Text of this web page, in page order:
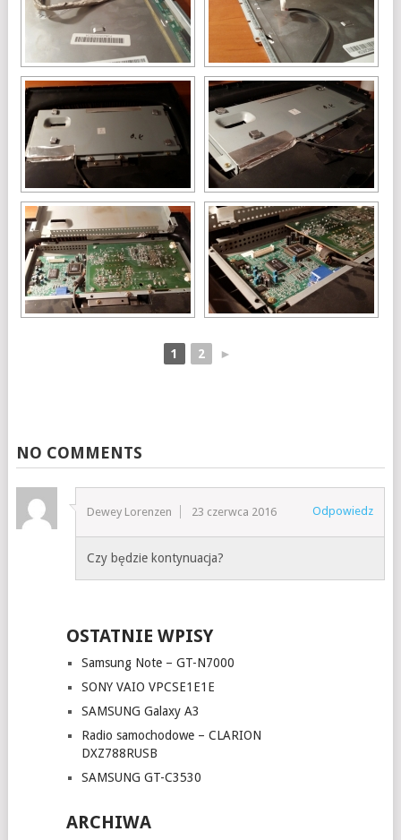
1 2 ►
NO COMMENTS
Dewey Lorenzen 23 czerwca 2016 Odpowiedz
Czy będzie kontynuacja?
OSTATNIE WPISY
Samsung Note – GT-N7000
SONY VAIO VPCSE1E1E
SAMSUNG Galaxy A3
Radio samochodowe – CLARION
DXZ788RUSB
SAMSUNG GT-C3530
ARCHIWA